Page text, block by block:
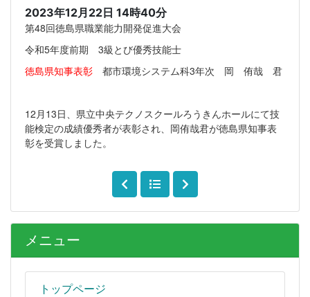
メニュー
トップページ
2023年12月22日 14時40分
第48回徳島県職業能力開発促進大会
令和5年度前期 3級とび優秀技能士
徳島県知事表彰 都市環境システム科3年次 岡 侑哉 君
12月13日、県立中央テクノスクールろうきんホールにて技
能検定の成績優秀者が表彰され、岡侑哉君が徳島県知事表
彰を受賞しました。